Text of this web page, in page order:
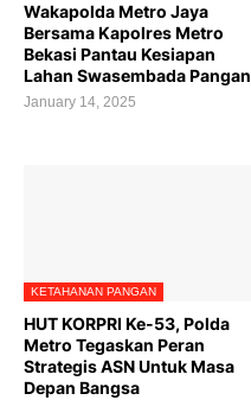
Wakapolda Metro Jaya
Bersama Kapolres Metro
Bekasi Pantau Kesiapan
Lahan Swasembada Pangan
January 14, 2025
KETAHANAN PANGAN
HUT KORPRI Ke-53, Polda
Metro Tegaskan Peran
Strategis ASN Untuk Masa
Depan Bangsa